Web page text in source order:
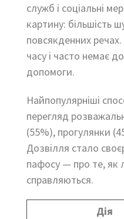
служб і соціальні
картину: більшість
повсякденних
часу і часто немає
допомоги.
Найпопулярніші
перегляд
(55%), прогулянки
Дозвілля стало
пафосу — про те, як
справляються.
Дія